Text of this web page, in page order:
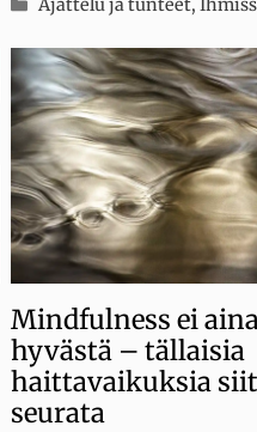
Ajattelu ja tunteet,
Mindfulness ei
hyvästä – tällaisia
haittavaikuksia
seurata